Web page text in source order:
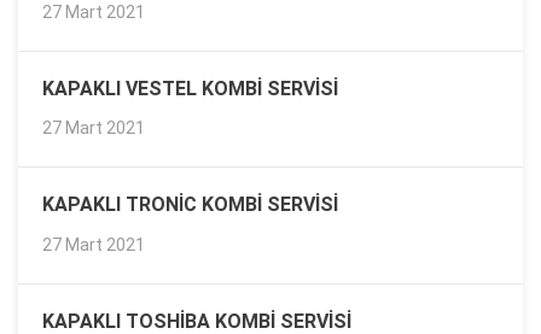
27 Mart 2021
KAPAKLI VESTEL KOMBI SERVISI
27 Mart 2021
KAPAKLI TRONIC KOMBI SERVISI
27 Mart 2021
KAPAKLI TOSHIBA KOMBI SERVISI